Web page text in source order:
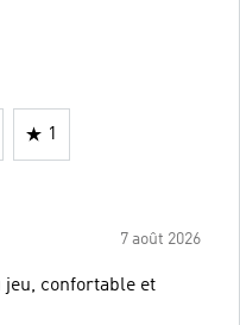
1
7 août 2026
jeu, confortable et